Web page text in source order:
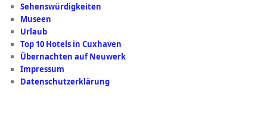
Sehenswürdigkeiten
Museen
Urlaub
Top 10 Hotels in Cuxhaven
Übernachten auf Neuwerk
Impressum
Datenschutzerklärung